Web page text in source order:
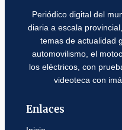
Periódico digital del
diaria a escala
temas de actualidad
automovilismo, el
los eléctricos, con
videoteca con
Enlaces